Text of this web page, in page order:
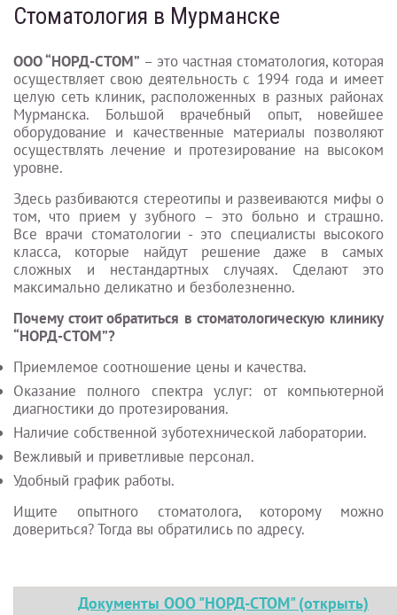
Стоматология в Мурманске
ООО “НОРД-СТОМ” – это частная стоматология, которая
осуществляет свою деятельность с 1994 года и имеет
целую сеть клиник, расположенных в разных районах
Мурманска. Большой врачебный опыт, новейшее
оборудование и качественные материалы позволяют
осуществлять лечение и протезирование на высоком
уровне.
Здесь разбиваются стереотипы и развеиваются мифы о
том, что прием у зубного – это больно и страшно.
Все врачи стоматологии - это специалисты высокого
класса, которые найдут решение даже в самых
сложных и нестандартных случаях. Сделают это
максимально деликатно и безболезненно.
Почему стоит обратиться в стоматологическую клинику
“НОРД-СТОМ”?
Приемлемое соотношение цены и качества.
Оказание полного спектра услуг: от компьютерной
диагностики до протезирования.
Наличие собственной зуботехнической лаборатории.
Вежливый и приветливые персонал.
Удобный график работы.
Ищите опытного стоматолога, которому можно
довериться? Тогда вы обратились по адресу.
Документы ООО "НОРД-СТОМ" (открыть)